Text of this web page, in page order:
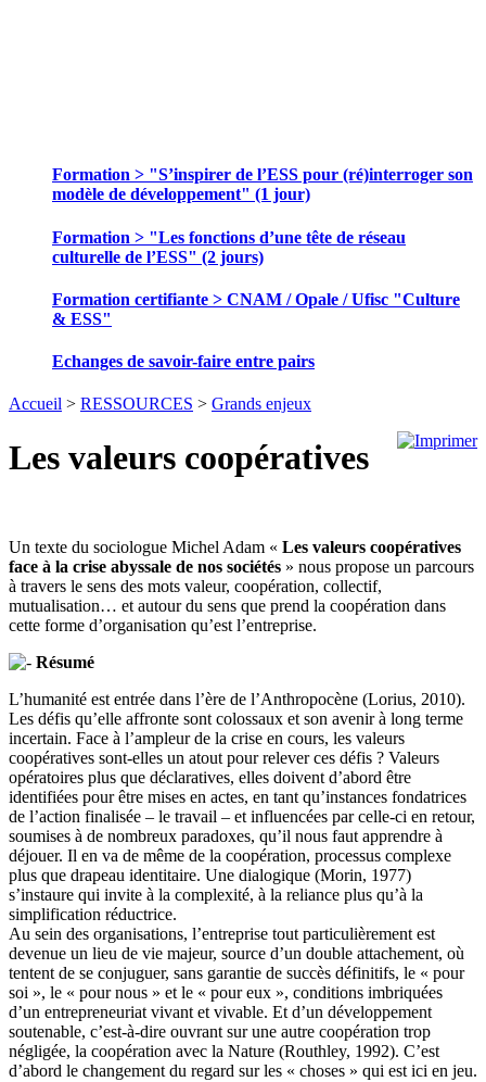
Formation > "S’inspirer de l’ESS pour (ré)interroger son
modèle de développement" (1 jour)
Formation > "Les fonctions d’une tête de réseau
culturelle de l’ESS" (2 jours)
Formation certifiante > CNAM / Opale / Ufisc "Culture
& ESS"
Echanges de savoir-faire entre pairs
Accueil > RESSOURCES > Grands enjeux
Les valeurs coopératives
Un texte du sociologue Michel Adam « Les valeurs coopératives
face à la crise abyssale de nos sociétés » nous propose un parcours
à travers le sens des mots valeur, coopération, collectif,
mutualisation… et autour du sens que prend la coopération dans
cette forme d’organisation qu’est l’entreprise.
Résumé
L’humanité est entrée dans l’ère de l’Anthropocène (Lorius, 2010).
Les défis qu’elle affronte sont colossaux et son avenir à long terme
incertain. Face à l’ampleur de la crise en cours, les valeurs
coopératives sont-elles un atout pour relever ces défis ? Valeurs
opératoires plus que déclaratives, elles doivent d’abord être
identifiées pour être mises en actes, en tant qu’instances fondatrices
de l’action finalisée – le travail – et influencées par celle-ci en retour,
soumises à de nombreux paradoxes, qu’il nous faut apprendre à
déjouer. Il en va de même de la coopération, processus complexe
plus que drapeau identitaire. Une dialogique (Morin, 1977)
s’instaure qui invite à la complexité, à la reliance plus qu’à la
simplification réductrice.
Au sein des organisations, l’entreprise tout particulièrement est
devenue un lieu de vie majeur, source d’un double attachement, où
tentent de se conjuguer, sans garantie de succès définitifs, le « pour
soi », le « pour nous » et le « pour eux », conditions imbriquées
d’un entrepreneuriat vivant et vivable. Et d’un développement
soutenable, c’est-à-dire ouvrant sur une autre coopération trop
négligée, la coopération avec la Nature (Routhley, 1992). C’est
d’abord le changement du regard sur les « choses » qui est ici en jeu.